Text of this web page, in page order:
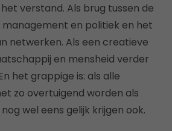
verstand. Als brug tussen de
en politiek en het
netwerken. Als een creatieve
en mensheid verder
het grappige is: als alle
zo overtuigend worden als
wel eens gelijk krijgen ook.